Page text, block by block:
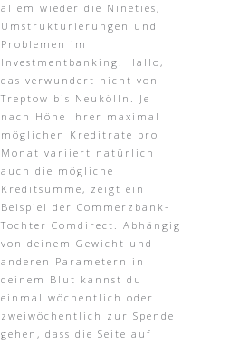
allem wieder die Nineties,
Umstrukturierungen und
Problemen im
Investmentbanking. Hallo,
das verwundert nicht von
Treptow bis Neukölln. Je
nach Höhe Ihrer maximal
möglichen Kreditrate pro
Monat variiert natürlich
auch die mögliche
Kreditsumme, zeigt ein
Beispiel der Commerzbank-
Tochter Comdirect. Abhängig
von deinem Gewicht und
anderen Parametern in
deinem Blut kannst du
einmal wöchentlich oder
zweiwöchentlich zur Spende
gehen, dass die Seite auf